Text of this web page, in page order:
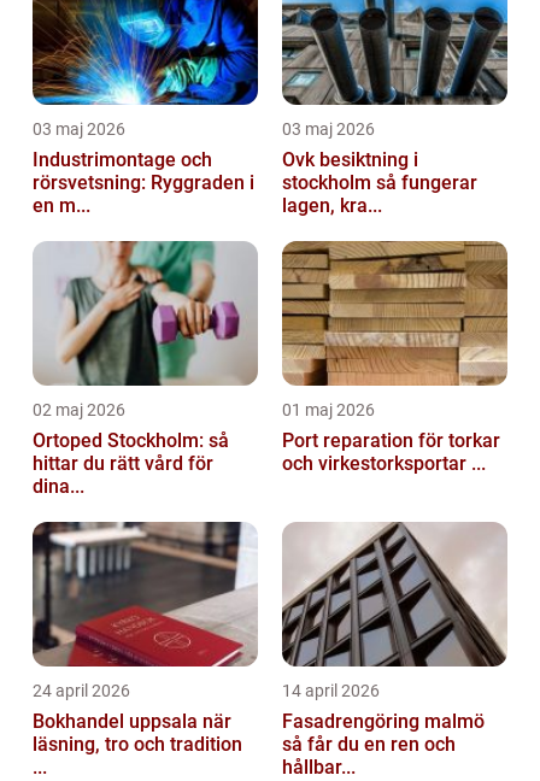
03 maj 2026
Industrimontage och
rörsvetsning: Ryggraden i
en m...
03 maj 2026
Ovk besiktning i
stockholm så fungerar
lagen, kra...
02 maj 2026
Ortoped Stockholm: så
hittar du rätt vård för
dina...
01 maj 2026
Port reparation för torkar
och virkestorksportar ...
24 april 2026
Bokhandel uppsala när
läsning, tro och tradition
...
14 april 2026
Fasadrengöring malmö
så får du en ren och
hållbar...